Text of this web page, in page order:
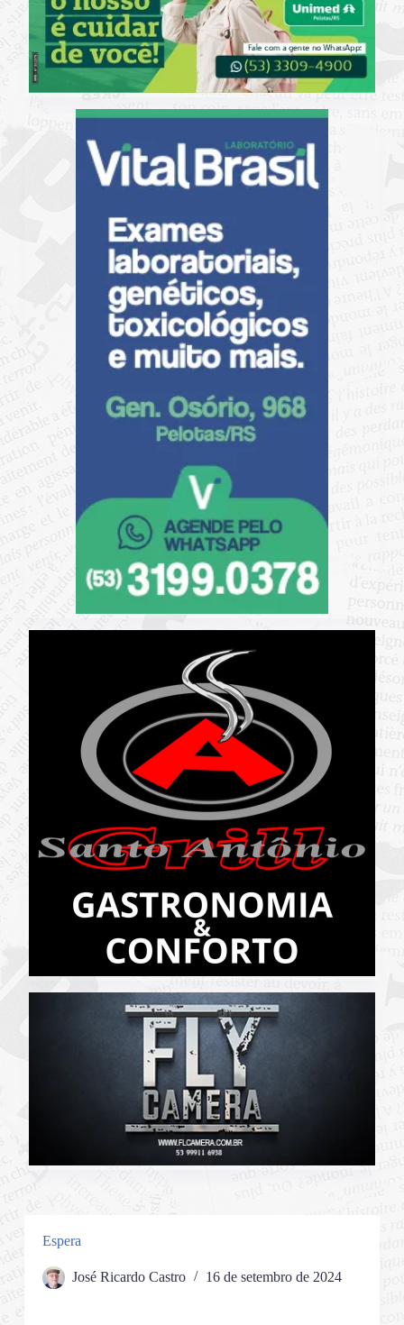
Espera
José Ricardo Castro 16 de setembro de 2024